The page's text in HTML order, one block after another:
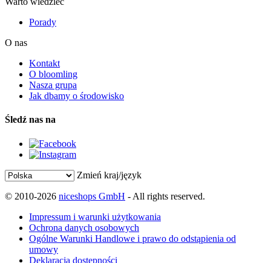
Porady
O nas
Kontakt
O bloomling
Nasza grupa
Jak dbamy o środowisko
Śledź nas na
Zmień kraj/język
© 2010-2026 niceshops GmbH - All rights reserved.
Impressum i warunki użytkowania
Ochrona danych osobowych
Ogólne Warunki Handlowe i prawo do odstąpienia od
umowy
Deklaracja dostępności